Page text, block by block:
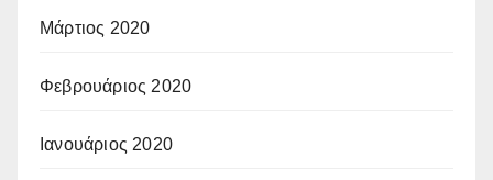
Μάρτιος 2020
Φεβρουάριος 2020
Ιανουάριος 2020